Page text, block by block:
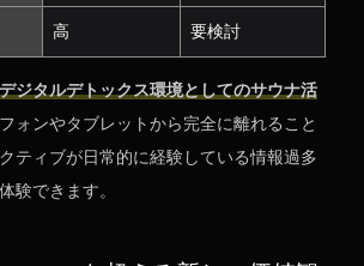
高 要検討
デジタルデトックス環境としてのサウナ活
ォンやタブレットから完全に離れること
ティブが日常的に経験している情報過多
験できます。